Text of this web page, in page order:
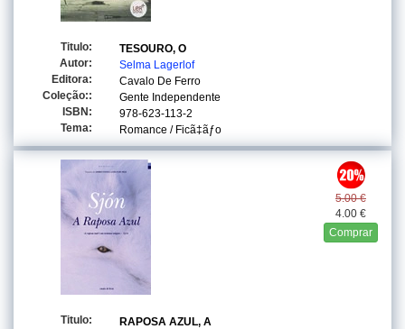
Titulo:
TESOURO, O
Autor:
Selma Lagerlof
Editora:
Cavalo De Ferro
Coleção::
Gente Independente
ISBN:
978-623-113-2
Tema:
Romance / Ficã‡ãƒo
5.00 €
4.00 €
Comprar
Titulo:
RAPOSA AZUL, A